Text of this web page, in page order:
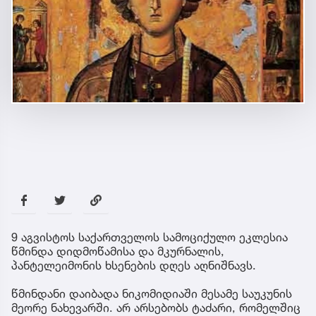
9 აგვისტოს საქართველოს სამოციქულო ეკლესია
წმინდა დიდმოწამისა და მკურნალის,
პანტელეიმონის ხსენების დღეს აღნიშნავს.
წმინდანი დაიბადა ნიკომიდიაში მესამე საუკუნის
მეორე ნახევარში. არ არსებობს ტაძარი, რომელშიც